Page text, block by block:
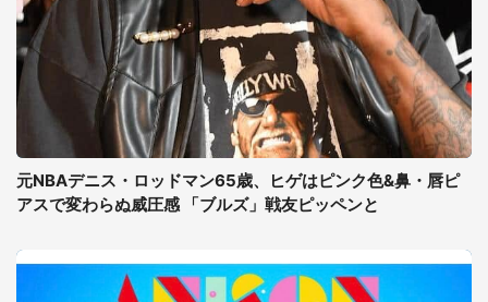
元NBAデニス・ロッドマン65歳、ヒゲはピンク色&鼻・唇ピ
アスで変わらぬ威圧感 「ブルズ」戦友ピッペンと